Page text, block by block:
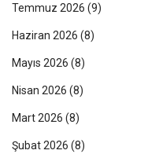
Temmuz 2026 (9)
Haziran 2026 (8)
Mayıs 2026 (8)
Nisan 2026 (8)
Mart 2026 (8)
Şubat 2026 (8)